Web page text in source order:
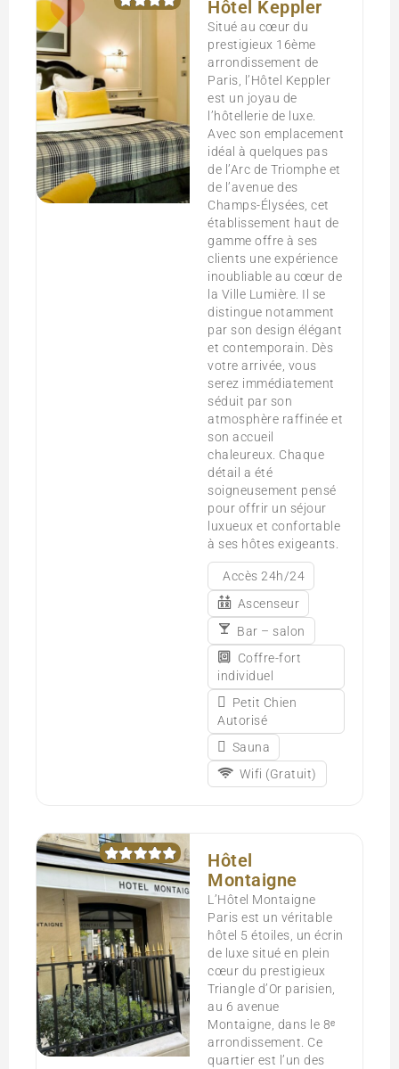
Hôtel Keppler
Situé au cœur du
prestigieux 16ème
arrondissement de
Paris, l’Hôtel Keppler
est un joyau de
l’hôtellerie de luxe.
Avec son emplacement
idéal à quelques pas
de l’Arc de Triomphe et
de l’avenue des
Champs-Élysées, cet
établissement haut de
gamme offre à ses
clients une expérience
inoubliable au cœur de
la Ville Lumière. Il se
distingue notamment
par son design élégant
et contemporain. Dès
votre arrivée, vous
serez immédiatement
séduit par son
atmosphère raffinée et
son accueil
chaleureux. Chaque
détail a été
soigneusement pensé
pour offrir un séjour
luxueux et confortable
à ses hôtes exigeants.
Accès 24h/24
Ascenseur
Bar – salon
Coffre-fort
individuel
Petit Chien
Autorisé
Sauna
Wifi (Gratuit)
Hôtel
Montaigne
L’Hôtel Montaigne
Paris est un véritable
hôtel 5 étoiles, un écrin
de luxe situé en plein
cœur du prestigieux
Triangle d’Or parisien,
au 6 avenue
Montaigne, dans le 8ᵉ
arrondissement. Ce
quartier est l’un des